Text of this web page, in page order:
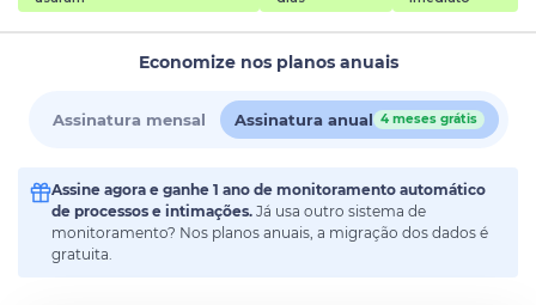
Economize nos planos anuais
Assinatura mensal Assinatura anual 4 meses grátis
Assine agora e ganhe 1 ano de monitoramento automático
de processos e intimações. Já usa outro sistema de
monitoramento? Nos planos anuais, a migração dos dados é
gratuita.